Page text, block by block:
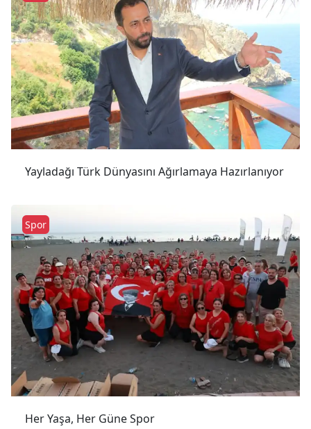
Yayladağı Türk Dünyasını Ağırlamaya Hazırlanıyor
Her Yaşa, Her Güne Spor
Spor